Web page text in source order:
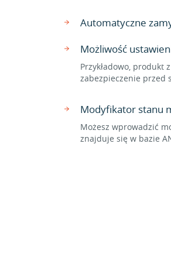
Automatyczne
Możliwość
Przykładowo, produkt
zabezpieczenie przed
Modyfikator stanu
Możesz wprowadzić
znajduje się w bazie